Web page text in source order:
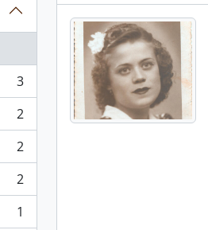
3
2
2
2
1